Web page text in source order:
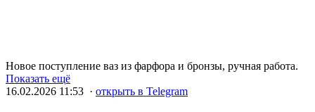
Новое поступление ваз из фарфора и бронзы, ручная работа.
Показать ещё
16.02.2026 11:53 · открыть в Telegram